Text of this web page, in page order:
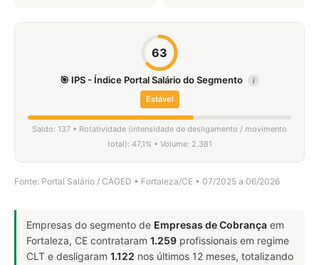
63
🎯 IPS - Índice Portal Salário do Segmento i
Estável
Saldo: 137 • Rotatividade (intensidade de desligamento / movimento
total): 47,1% • Volume: 2.381
Fonte: Portal Salário / CAGED • Fortaleza/CE • 07/2025 a 06/2026
Empresas do segmento de Empresas de Cobrança em
Fortaleza, CE contrataram 1.259 profissionais em regime
CLT e desligaram 1.122 nos últimos 12 meses, totalizando